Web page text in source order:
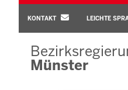
SPRACHEN
KONTAKT LEICHTE
Münster